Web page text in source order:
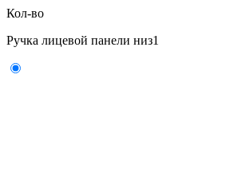
Кол-во
Ручка лицевой панели низ1